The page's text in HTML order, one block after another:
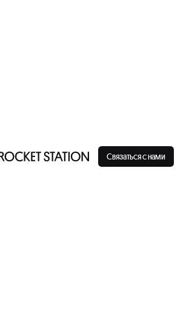
Связаться с нами